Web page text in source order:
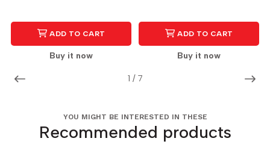
1 / 7
ADD TO CART
Buy it now
ADD TO CART
Buy it now
YOU MIGHT BE INTERESTED IN THESE
Recommended products